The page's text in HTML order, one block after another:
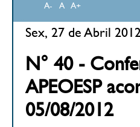
A- A A+
Sex, 27 de Abril
N° 40 -
APEOESP
05/08/2012